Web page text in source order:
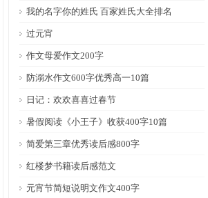
我的名字你的姓氏 百家姓氏大全排名
过元宵
作文母爱作文200字
防溺水作文600字优秀高一10篇
日记：欢欢喜喜过春节
暑假阅读《小王子》收获400字10篇
简爱第三章优秀读后感800字
红楼梦书籍读后感范文
元宵节简短说明文作文400字